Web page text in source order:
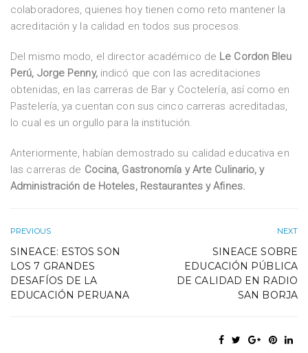
colaboradores, quienes hoy tienen como reto mantener la
acreditación y la calidad en todos sus procesos.
Del mismo modo, el director académico de Le Cordon Bleu
Perú, Jorge Penny,indicó que con las acreditaciones
obtenidas, en las carreras de Bar y Coctelería, así como en
Pastelería, ya cuentan con sus cinco carreras acreditadas,
lo cual es un orgullo para la institución.
Anteriormente, habían demostrado su calidad educativa en
las carreras de Cocina, Gastronomía y Arte Culinario, y
Administración de Hoteles, Restaurantes y Afines.
PREVIOUS
SINEACE: ESTOS SON
LOS 7 GRANDES
DESAFÍOS DE LA
EDUCACIÓN PERUANA
NEXT
SINEACE SOBRE
EDUCACIÓN PÚBLICA
DE CALIDAD EN RADIO
SAN BORJA